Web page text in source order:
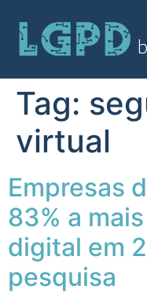
Tag:
virtual
Empresas
83% a
digital em
pesquisa